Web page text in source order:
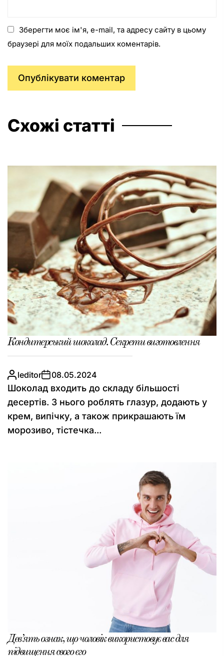
Зберегти моє ім'я, e-mail, та адресу сайту в цьому
браузері для моїх подальших коментарів.
Схожі статті
Кондитерський шоколад. Секрети виготовлення
leditor 08.05.2024
Шоколад входить до складу більшості
десертів. З нього роблять глазур, додають у
крем, випічку, а також прикрашають їм
морозиво, тістечка...
Дев’ять ознак, що чоловік використовує вас для
підвищення свого его